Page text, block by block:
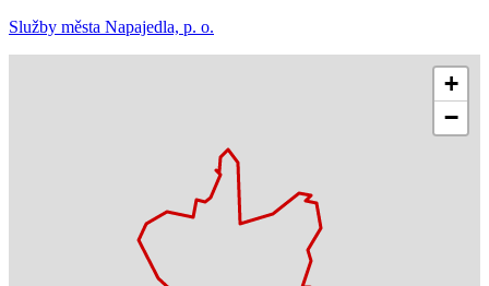
Služby města Napajedla, p. o.
+
−